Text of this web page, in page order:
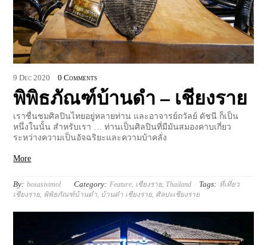
9 Dec 2020 0 Comments
พิพิธภัณฑ์บ้านดำ – เชียงราย
เราชื่นชมศิลปินไทยอยู่หลายท่าน และอาจารย์ถวัลย์ ดัชนี ก็เป็น
หนึ่งในนั้น สำหรับเรา … ท่านเป็นศิลปินที่มีมันสมองคาบเกี่ยว
ระหว่างความเป็นอัจฉริยะและความบ้าคลั่ง
More
By: bosasivimol Category: Feature, เชียงราย, Thailand Tags: ที่เที่ยว
เชียงราย, พิพิธภัณฑ์บ้านดำ, บ้านดำ เชียงราย, ศิลปะเชียงราย